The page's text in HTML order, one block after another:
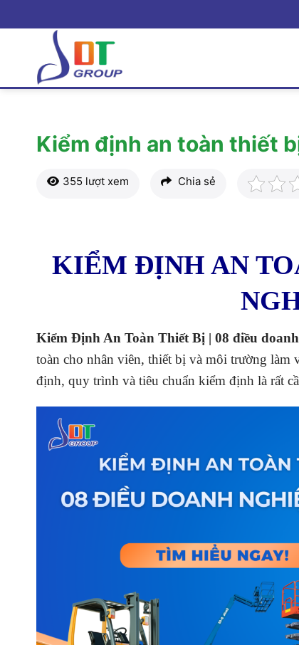
qua
Kiểm định an toàn thiết
355 lượt xem Chia sẻ
KIỂM ĐỊNH AN
Kiểm Định An Toàn Thiết Bị | 08 điều
toàn cho nhân viên, thiết bị và môi trường làm
định, quy trình và tiêu chuẩn kiểm định là rất